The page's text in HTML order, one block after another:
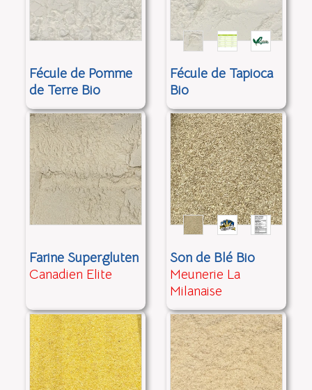
Fécule de Pomme
de Terre Bio
Fécule de Tapioca
Bio
Farine Supergluten
Canadien Elite
Son de Blé Bio
Meunerie La
Milanaise